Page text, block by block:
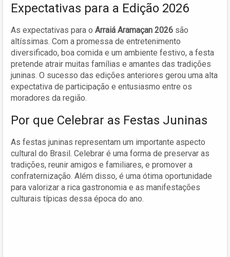
Expectativas para a Edição 2026
As expectativas para o Arraiá Aramaçan 2026 são
altíssimas. Com a promessa de entretenimento
diversificado, boa comida e um ambiente festivo, a festa
pretende atrair muitas famílias e amantes das tradições
juninas. O sucesso das edições anteriores gerou uma alta
expectativa de participação e entusiasmo entre os
moradores da região.
Por que Celebrar as Festas Juninas
As festas juninas representam um importante aspecto
cultural do Brasil. Celebrar é uma forma de preservar as
tradições, reunir amigos e familiares, e promover a
confraternização. Além disso, é uma ótima oportunidade
para valorizar a rica gastronomia e as manifestações
culturais típicas dessa época do ano.